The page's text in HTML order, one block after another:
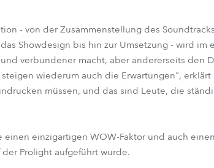
- von der Zusammenstellung des
Showdesign bis hin zur Umsetzung - wird im
verbundener macht, aber andererseits den
wiederum auch die Erwartungen",
müssen, und das sind Leute, die
einzigartigen WOW-Faktor und auch
Prolight aufgeführt wurde.